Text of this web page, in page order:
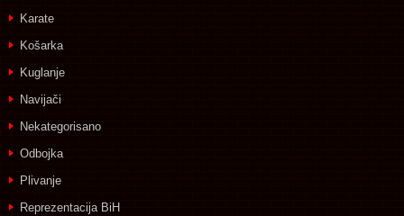
Karate
Košarka
Kuglanje
Navijači
Nekategorisano
Odbojka
Plivanje
Reprezentacija BiH